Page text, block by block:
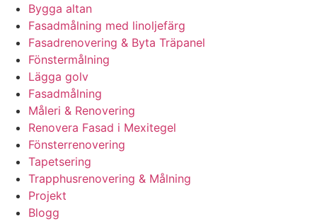
Bygga altan
Fasadmålning med linoljefärg
Fasadrenovering & Byta Träpanel
Fönstermålning
Lägga golv
Fasadmålning
Måleri & Renovering
Renovera Fasad i Mexitegel
Fönsterrenovering
Tapetsering
Trapphusrenovering & Målning
Projekt
Blogg